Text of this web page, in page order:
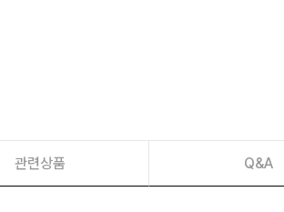
관련상품 Q&A